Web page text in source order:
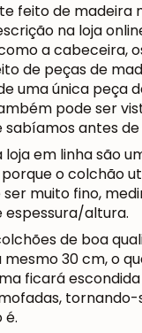
feito de madeira
na loja
a cabeceira,
de peças de
uma única peça
pode ser
sabíamos antes
em linha são
o colchão
muito fino,
espessura/altura.
de boa
mesmo 30 cm, o
ficará
é.